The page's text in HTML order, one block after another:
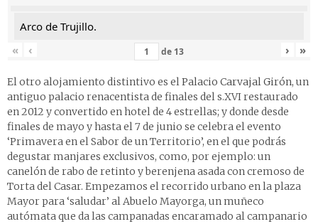
Arco de Trujillo.
«
‹ de 13 › »
El otro alojamiento distintivo es elPalacio Carvajal Girón, un
antiguo palacio renacentista de finales del s.XVI restaurado
en 2012 y convertido en hotel de 4 estrellas; y donde desde
finales de mayo y hasta el 7 de junio se celebra el evento
‘Primavera en el Sabor de un Territorio’, en el que podrás
degustar manjares exclusivos, como, por ejemplo: un
canelón de rabo de retinto y berenjena asada con cremoso de
Torta del Casar. Empezamos el recorrido urbano en la plaza
Mayor para ‘saludar’ al Abuelo Mayorga, un muñeco
autómata que da las campanadas encaramado al campanario